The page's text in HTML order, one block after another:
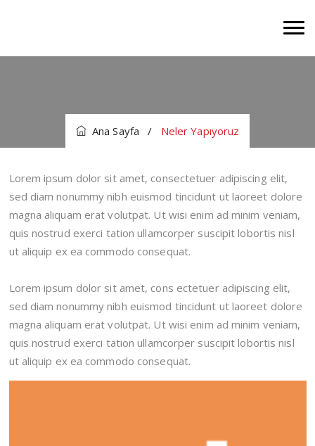
Ana Sayfa / Neler Yapıyoruz
Lorem ipsum dolor sit amet, consectetuer adipiscing elit,
sed diam nonummy nibh euismod tincidunt ut laoreet dolore
magna aliquam erat volutpat. Ut wisi enim ad minim veniam,
quis nostrud exerci tation ullamcorper suscipit lobortis nisl
ut aliquip ex ea commodo consequat.
Lorem ipsum dolor sit amet, cons ectetuer adipiscing elit,
sed diam nonummy nibh euismod tincidunt ut laoreet dolore
magna aliquam erat volutpat. Ut wisi enim ad minim veniam,
quis nostrud exerci tation ullamcorper suscipit lobortis nisl
ut aliquip ex ea commodo consequat.